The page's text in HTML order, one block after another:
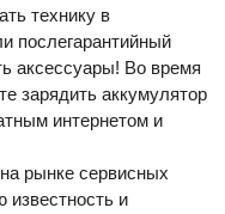
технику в
послегарантийный
аксессуары! Во время
зарядить аккумулятор
интернетом и
рынке сервисных
известность и